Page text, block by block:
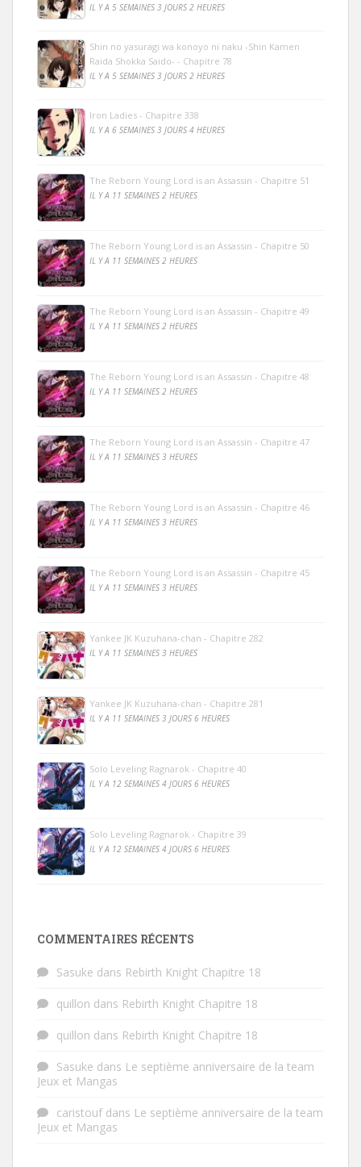
IL Y A 5 SEMAINES 3 JOURS 2 HEURES
Shin no yasuragi wa konoyo ni naku -Shin Kamen
Raida Shokka Saido- - Chapitre 78
IL Y A 5 SEMAINES 3 JOURS 2 HEURES
Iron Ladies - Chapitre 338
IL Y A 6 SEMAINES 3 JOURS 4 HEURES
The Reborn Young Lord is an Assassin - Chapitre 51
IL Y A 11 SEMAINES 2 HEURES
The Reborn Young Lord is an Assassin - Chapitre 50
IL Y A 11 SEMAINES 2 HEURES
The Reborn Young Lord is an Assassin - Chapitre 49
IL Y A 11 SEMAINES 2 HEURES
The Reborn Young Lord is an Assassin - Chapitre 48
IL Y A 11 SEMAINES 2 HEURES
The Reborn Young Lord is an Assassin - Chapitre 47
IL Y A 11 SEMAINES 3 HEURES
The Reborn Young Lord is an Assassin - Chapitre 46
IL Y A 11 SEMAINES 3 HEURES
The Reborn Young Lord is an Assassin - Chapitre 45
IL Y A 11 SEMAINES 3 HEURES
Yankee JK Kuzuhana-chan - Chapitre 282
IL Y A 11 SEMAINES 3 HEURES
Yankee JK Kuzuhana-chan - Chapitre 281
IL Y A 11 SEMAINES 3 JOURS 6 HEURES
Solo Leveling Ragnarok - Chapitre 40
IL Y A 12 SEMAINES 4 JOURS 6 HEURES
Solo Leveling Ragnarok - Chapitre 39
IL Y A 12 SEMAINES 4 JOURS 6 HEURES
COMMENTAIRES RÉCENTS
Sasuke dans Rebirth Knight Chapitre 18
quillon dans Rebirth Knight Chapitre 18
quillon dans Rebirth Knight Chapitre 18
Sasuke dans Le septième anniversaire de la team
Jeux et Mangas
caristoufdans Le septième anniversaire de la team
Jeux et Mangas